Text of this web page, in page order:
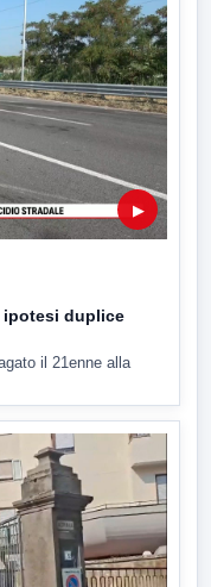
▶
ipotesi duplice
il 21enne alla